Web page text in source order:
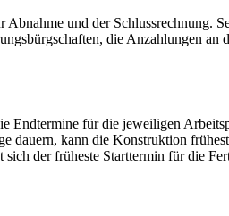
und der Schlussrechnung.
die Anzahlungen an
Endtermine für die jeweiligen
dauern, kann die Konstruktion
der früheste Starttermin für die